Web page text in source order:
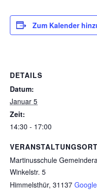
Zum Kalender
DETAILS
Datum:
Januar 5
Zeit:
14:30 - 17:00
VERANSTALTUNGSORT
Martinusschule
Winkelstr. 5
Himmelsthür, 31137